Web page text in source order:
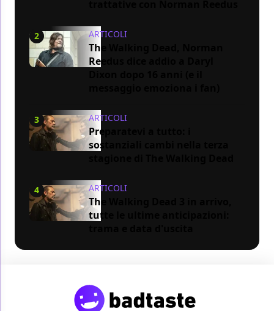
2 ARTICOLI
The Walking Dead, Norman
Reedus dice addio a Daryl
3 ARTICOLI
Preparatevi a tutto: i
sostanziali cambi nella terza
4 ARTICOLI
The Walking Dead 3 in arrivo,
tutte le ultime anticipazioni: